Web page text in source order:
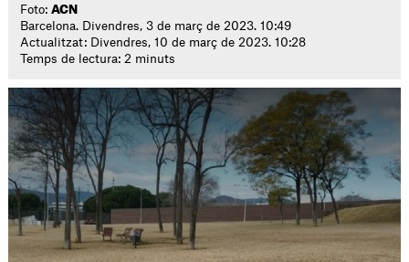
Foto:ACN
Barcelona. Divendres, 3 de març de 2023. 10:49
Actualitzat: Divendres, 10 de març de 2023. 10:28
Temps de lectura: 2 minuts